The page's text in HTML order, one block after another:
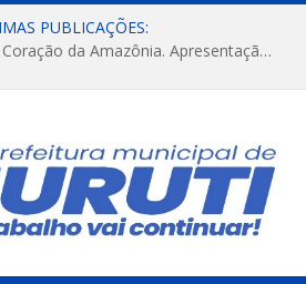
PUBLICAÇÕES:
FESTRIBAL 2026 – No Coração da Amazônia. Apresentação da Munduruku.